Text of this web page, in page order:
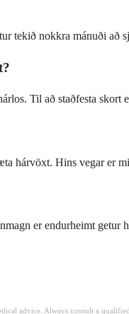
tekið nokkra mánuði að
Til að staðfesta skort
hárvöxt. Hins vegar er
er endurheimt getur
advice. Always consult a